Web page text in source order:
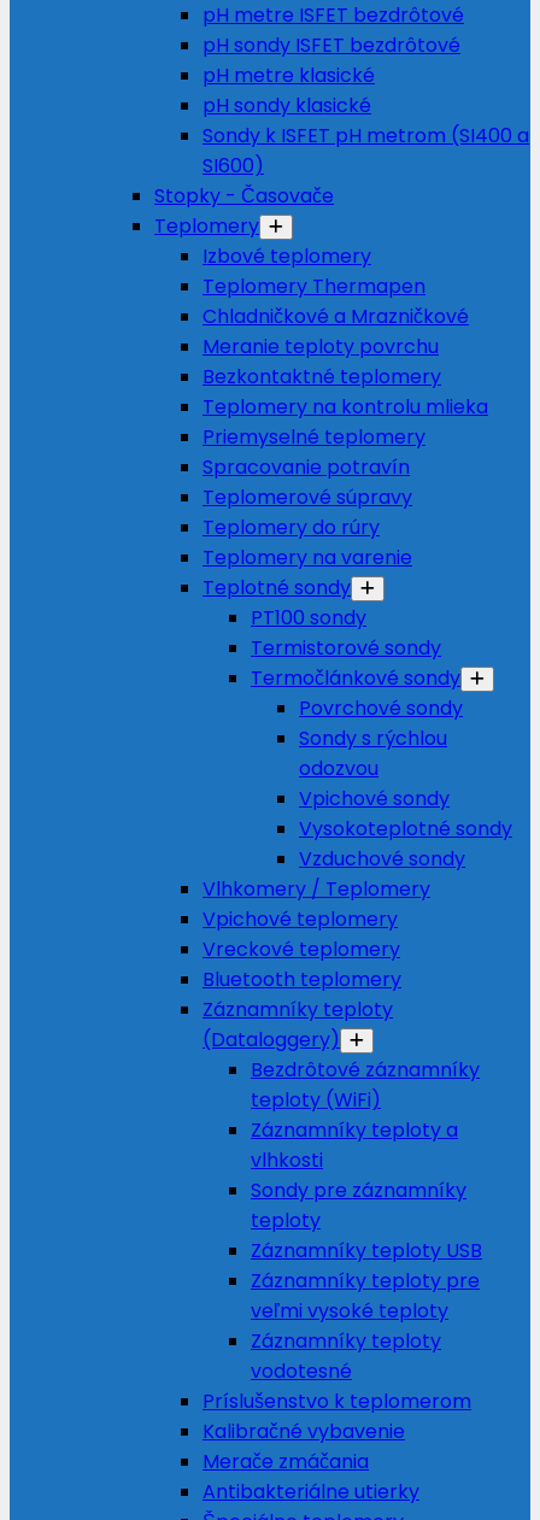
pH metre ISFET bezdrôtové
pH sondy ISFET bezdrôtové
pH metre klasické
pH sondy klasické
Sondy k ISFET pH metrom (SI400 a
SI600)
Stopky - Časovače
Teplomery
Izbové teplomery
Teplomery Thermapen
Chladničkové a Mrazničkové
Meranie teploty povrchu
Bezkontaktné teplomery
Teplomery na kontrolu mlieka
Priemyselné teplomery
Spracovanie potravín
Teplomerové súpravy
Teplomery do rúry
Teplomery na varenie
Teplotné sondy
PT100 sondy
Termistorové sondy
Termočlánkové sondy
Povrchové sondy
Sondy s rýchlou
odozvou
Vpichové sondy
Vysokoteplotné sondy
Vzduchové sondy
Vlhkomery / Teplomery
Vpichové teplomery
Vreckové teplomery
Bluetooth teplomery
Záznamníky teploty
(Dataloggery)
Bezdrôtové záznamníky
teploty (WiFi)
Záznamníky teploty a
vlhkosti
Sondy pre záznamníky
teploty
Záznamníky teploty USB
Záznamníky teploty pre
veľmi vysoké teploty
Záznamníky teploty
vodotesné
Príslušenstvo k teplomerom
Kalibračné vybavenie
Merače zmáčania
Antibakteriálne utierky